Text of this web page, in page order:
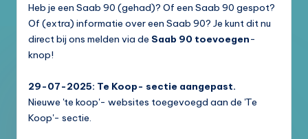
Heb je een Saab 90 (gehad)? Of een Saab 90 gespot?
Of (extra) informatie over een Saab 90? Je kunt dit nu
direct bij ons melden via de Saab 90 toevoegen-
knop!
29-07-2025: Te Koop- sectie aangepast.
Nieuwe 'te koop'- websites toegevoegd aan de 'Te
Koop'- sectie.